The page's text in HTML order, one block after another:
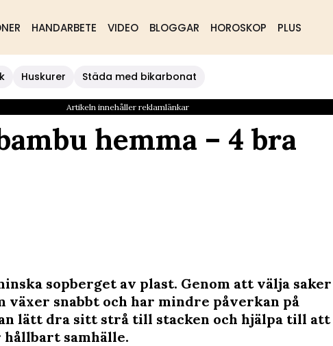
HANDARBETE VIDEO BLOGGAR HOROSKOP PLUS
Huskurer Städa med bikarbonat
Artikeln innehåller reklamlänkar
hemma – 4 bra
sopberget av plast. Genom att välja saker
växer snabbt och har mindre påverkan på
lätt dra sitt strå till stacken och hjälpa till att
hållbart samhälle.